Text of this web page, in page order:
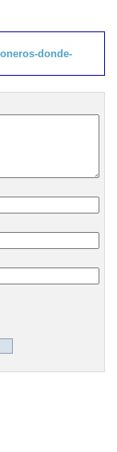
donde-